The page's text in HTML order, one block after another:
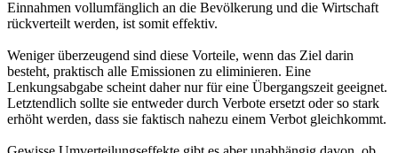
Einnahmen vollumfänglich an die Bevölkerung und die Wirtschaft
rückverteilt werden, ist somit effektiv.
Weniger überzeugend sind diese Vorteile, wenn das Ziel darin
besteht, praktisch alle Emissionen zu eliminieren. Eine
Lenkungsabgabe scheint daher nur für eine Übergangszeit geeignet.
Letztendlich sollte sie entweder durch Verbote ersetzt oder so stark
erhöht werden, dass sie faktisch nahezu einem Verbot gleichkommt.